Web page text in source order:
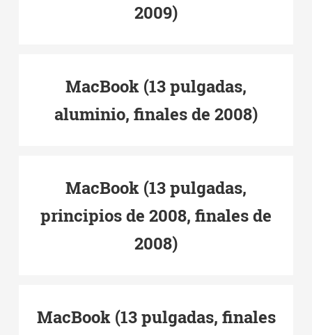
2009)
MacBook (13 pulgadas,
aluminio, finales de 2008)
MacBook (13 pulgadas,
principios de 2008, finales de
2008)
MacBook (13 pulgadas, finales